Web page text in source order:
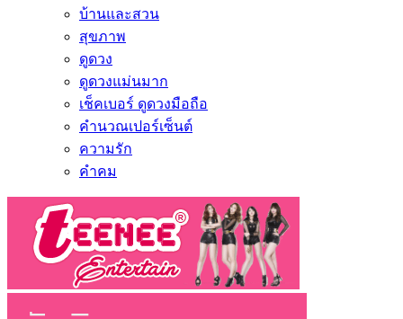
บ้านและสวน
สุขภาพ
ดูดวง
ดูดวงแม่นมาก
เช็คเบอร์ ดูดวงมือถือ
คำนวณเปอร์เซ็นต์
ความรัก
คำคม